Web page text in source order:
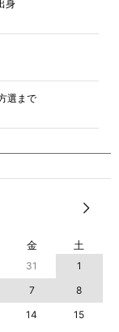
身
選まで
金 土
31
1
7
8
14
15